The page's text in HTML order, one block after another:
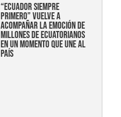
“Ecuador siempre
primero” vuelve a
acompañar la emoción de
millones de ecuatorianos
en un momento que une al
país